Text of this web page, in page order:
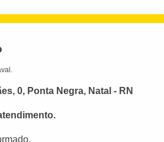
0, Ponta Negra, Natal - RN